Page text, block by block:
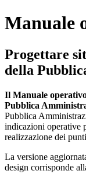
Manuale
Progettare
della
Il Manuale
Pubblica
Pubblica
indicazioni operative
realizzazione dei
La versione
design corrisponde